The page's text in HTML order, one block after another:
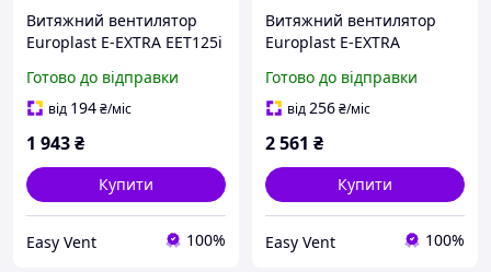
Витяжний вентилятор
Europlast E-EXTRA EЕT125і
Готово до відправки
від 194₴/міс
1 943₴
Купити
Easy Vent 100%
Витяжний вентилятор
Europlast E-EXTRA
нержавіюча сталь
Готово до відправки
від256₴/міс
2 561 ₴
Купити
Easy Vent 100%